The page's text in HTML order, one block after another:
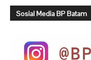
Sosial Media BP Batam